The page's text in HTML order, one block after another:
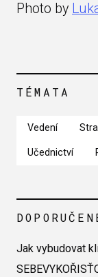
Photo by
TÉMATA
Vedení
Učednictví
Jak vybudovat